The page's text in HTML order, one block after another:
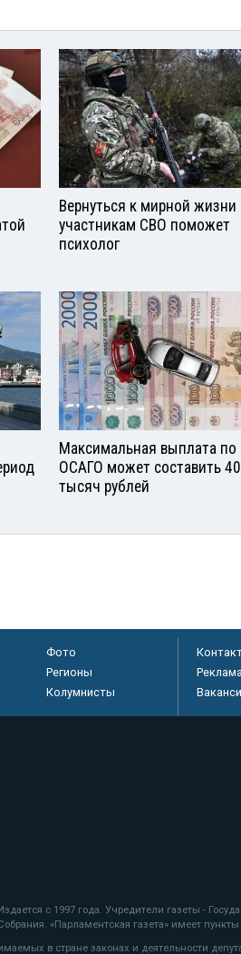
Вернуться к мирной жизни
участникам СВО поможет
психолог
Максимальная выплата по
ОСАГО может составить
тысяч рублей
Фото
Регионы
Колумнисты
Реклама
с 1997 года. Учредители газеты -
«Парламентская газета» имеет
в стране законах и деятельности